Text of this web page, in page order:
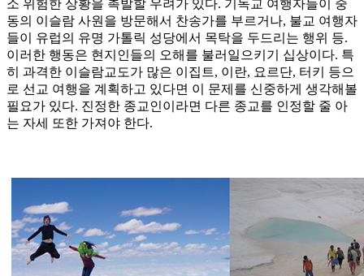
소 위험한 상황을 촉발할 우려가 있다. 기독교 여행자들이 중
동의 이슬람 사원을 방문해서 찬송가를 부르거나, 불교 여행자
들이 유럽의 유명 가톨릭 성당에서 목탁을 두드리는 행위 등.
이러한 행동은 현지인들의 오해를 불러일으키기 십상이다. 특
히 과격한 이슬람교도가 많은 이집트, 이란, 요르단, 터키 등으
로 선교 여행을 계획하고 있다면 이 문제를 신중하게 생각해볼
필요가 있다. 진정한 종교인이라면 다른 종교를 인정할 줄 아
는 자세 또한 가져야 한다.